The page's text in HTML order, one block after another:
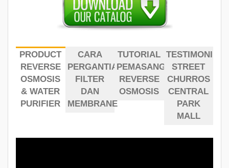
PRODUCT
REVERSE
OSMOSIS
& WATER
PURIFIER
CARA
PERGANTIAN
FILTER
DAN
MEMBRANE
TUTORIAL
PEMASANGAN
REVERSE
OSMOSIS
TESTIMONI
STREET
CHURROS
CENTRAL
PARK
MALL